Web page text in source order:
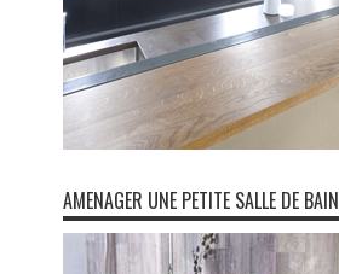
AMENAGER UNE PETITE SALLE DE BAIN